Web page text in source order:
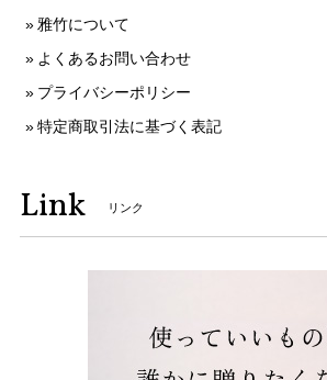
雅竹について
よくあるお問い合わせ
プライバシーポリシー
特定商取引法に基づく表記
Link リンク